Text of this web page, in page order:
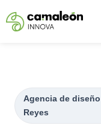
Saltar
Agencia de
Reyes